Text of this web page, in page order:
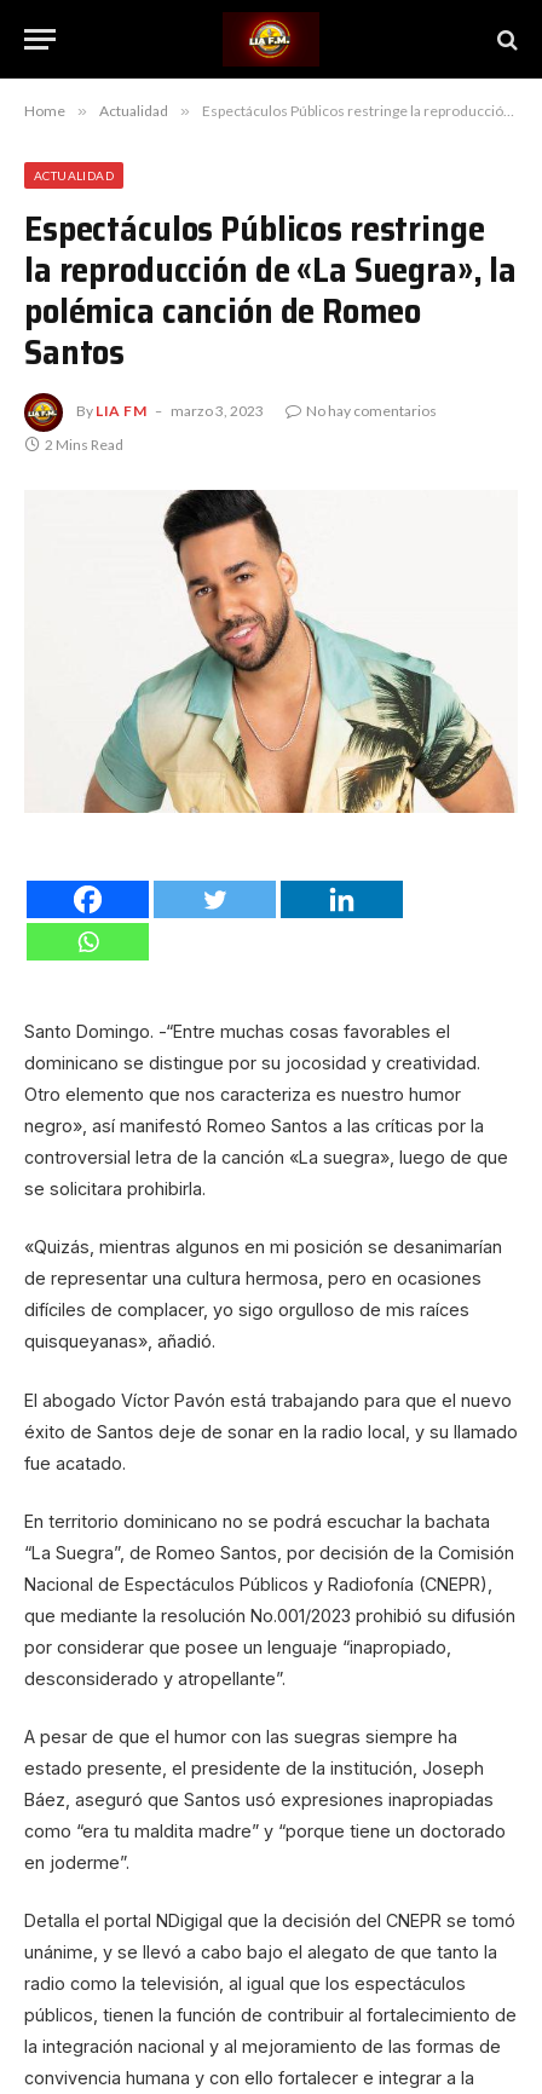
Home » Actualidad » Espectáculos Públicos restringe la reproducción de «La Suegra», la polémica canción de Romeo Santos
ACTUALIDAD
Espectáculos Públicos restringe
la reproducción de «La Suegra», la
polémica canción de Romeo
Santos
By LIA FM marzo 3, 2023
No hay comentarios
2 Mins Read
Santo Domingo. -“Entre muchas cosas favorables el
dominicano se distingue por su jocosidad y creatividad.
Otro elemento que nos caracteriza es nuestro humor
negro», así manifestó Romeo Santos a las críticas por la
controversial letra de la canción «La suegra», luego de que
se solicitara prohibirla.
«Quizás, mientras algunos en mi posición se desanimarían
de representar una cultura hermosa, pero en ocasiones
difíciles de complacer, yo sigo orgulloso de mis raíces
quisqueyanas», añadió.
El abogado Víctor Pavón está trabajando para que el nuevo
éxito de Santos deje de sonar en la radio local, y su llamado
fue acatado.
En territorio dominicano no se podrá escuchar la bachata
“La Suegra”, de Romeo Santos, por decisión de la Comisión
Nacional de Espectáculos Públicos y Radiofonía (CNEPR),
que mediante la resolución No.001/2023 prohibió su difusión
por considerar que posee un lenguaje “inapropiado,
desconsiderado y atropellante”.
A pesar de que el humor con las suegras siempre ha
estado presente, el presidente de la institución, Joseph
Báez, aseguró que Santos usó expresiones inapropiadas
como “era tu maldita madre” y “porque tiene un doctorado
en joderme”.
Detalla el portal NDigigal que la decisión del CNEPR se tomó
unánime, y se llevó a cabo bajo el alegato de que tanto la
radio como la televisión, al igual que los espectáculos
públicos, tienen la función de contribuir al fortalecimiento de
la integración nacional y al mejoramiento de las formas de
convivencia humana y con ello fortalecer e integrar a la